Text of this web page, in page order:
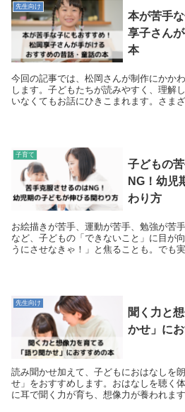
先生向け
本が苦手
享子さん
本
今回の記事では、松岡さんが制作にかか
します。子どもたちが読みやすく、理解
いなくてもお話にひきこまれます。さま
子育て
子どもの
NG！幼児
わり方
お絵描きが苦手、運動が苦手、勉強が苦
など、子どもの「できないこと」に目が
うにさせなきゃ！」と焦ることも。でも
先生向け
聞く力と
かせ」に
読み聞かせ加えて、子どもにおはなしを
せ」をおすすめします。おはなしを聴く
に耳で聞く力が育ち、想像力が養われま